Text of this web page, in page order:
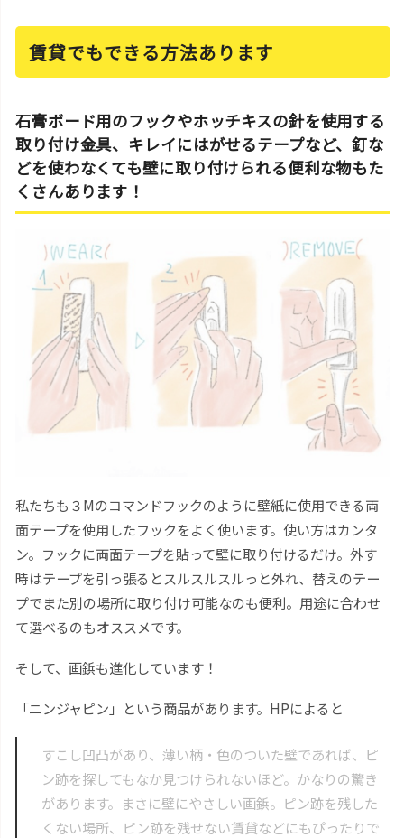
賃貸でもできる方法あります
石膏ボード用のフックやホッチキスの針を使用する
取り付け金具、キレイにはがせるテープなど、釘な
どを使わなくても壁に取り付けられる便利な物もた
くさんあります！
私たちも３Mのコマンドフックのように壁紙に使用できる両
面テープを使用したフックをよく使います。使い方はカンタ
ン。フックに両面テープを貼って壁に取り付けるだけ。外す
時はテープを引っ張るとスルスルスルっと外れ、替えのテー
プでまた別の場所に取り付け可能なのも便利。用途に合わせ
て選べるのもオススメです。
そして、画鋲も進化しています！
「ニンジャピン」という商品があります。HPによると
すこし凹凸があり、薄い柄・色のついた壁であれば、ピ
ン跡を探してもなか見つけられないほど。かなりの驚き
があります。まさに壁にやさしい画鋲。ピン跡を残した
くない場所、ピン跡を残せない賃貸などにもぴったりで